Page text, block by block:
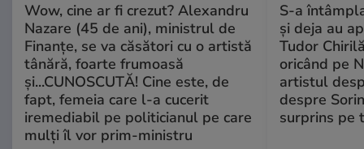
Wow, cine ar fi crezut? Alexandru
Nazare (45 de ani), ministrul de
Finanțe, se va căsători cu o artistă
tânără, foarte frumoasă
și...CUNOSCUTĂ! Cine este, de
fapt, femeia care l-a cucerit
iremediabil pe politicianul pe care
mulți îl vor prim-ministru
S-a
și deja au
Tudor
oricând pe
artistul
despre
surprins pe